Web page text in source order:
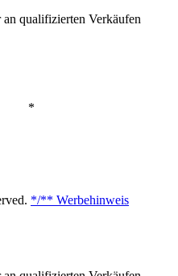
qualifizierten Verkäufen
*
*/** Werbehinweis